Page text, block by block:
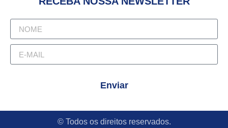
Enviar
© Todos os direitos reservados.